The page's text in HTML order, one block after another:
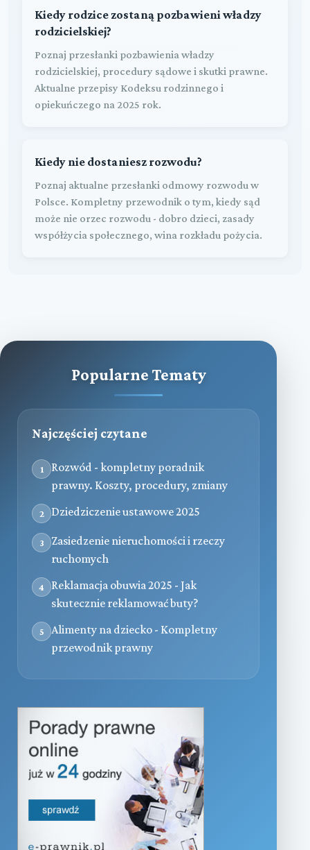
Kiedy rodzice zostaną pozbawieni władzy
rodzicielskiej?
Poznaj przesłanki pozbawienia władzy
rodzicielskiej, procedury sądowe i skutki prawne.
Aktualne przepisy Kodeksu rodzinnego i
opiekuńczego na 2025 rok.
Kiedy nie dostaniesz rozwodu?
Poznaj aktualne przesłanki odmowy rozwodu w
Polsce. Kompletny przewodnik o tym, kiedy sąd
może nie orzec rozwodu - dobro dzieci, zasady
współżycia społecznego, wina rozkładu pożycia.
Popularne Tematy
Najczęściej czytane
1
Rozwód - kompletny poradnik
prawny. Koszty, procedury, zmiany
2 Dziedziczenie ustawowe 2025
3
Zasiedzenie nieruchomości i rzeczy
ruchomych
4
Reklamacja obuwia 2025 - Jak
skutecznie reklamować buty?
5
Alimenty na dziecko - Kompletny
przewodnik prawny